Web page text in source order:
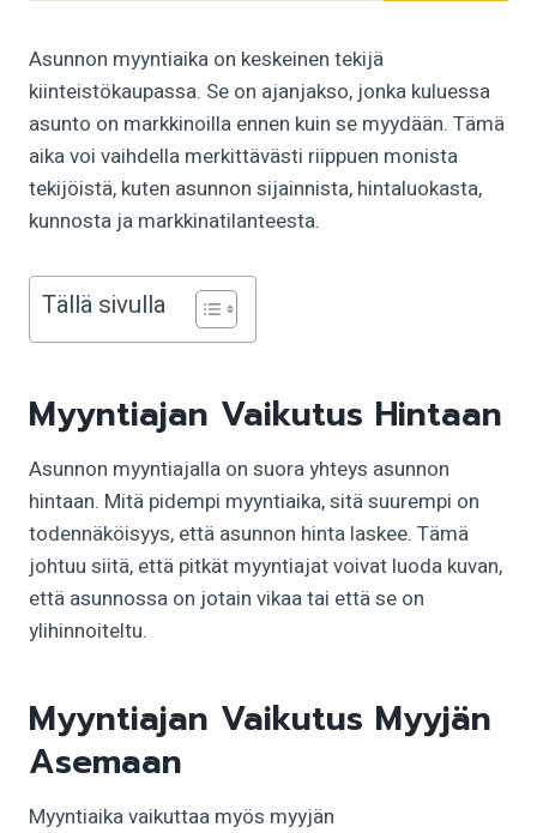
Asunnon myyntiaika on keskeinen tekijä
kiinteistökaupassa. Se on ajanjakso, jonka kuluessa
asunto on markkinoilla ennen kuin se myydään. Tämä
aika voi vaihdella merkittävästi riippuen monista
tekijöistä, kuten asunnon sijainnista, hintaluokasta,
kunnosta ja markkinatilanteesta.
Tällä sivulla
Myyntiajan Vaikutus Hintaan
Asunnon myyntiajalla on suora yhteys asunnon
hintaan. Mitä pidempi myyntiaika, sitä suurempi on
todennäköisyys, että asunnon hinta laskee. Tämä
johtuu siitä, että pitkät myyntiajat voivat luoda kuvan,
että asunnossa on jotain vikaa tai että se on
ylihinnoiteltu.
Myyntiajan Vaikutus Myyjän
Asemaan
Myyntiaika vaikuttaa myös myyjän